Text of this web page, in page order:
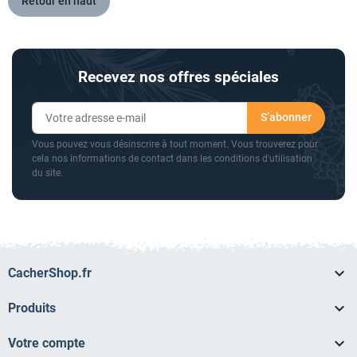
Recevez nos offres spéciales
Vous pouvez vous désinscrire à tout moment. Vous trouverez pour
cela nos informations de contact dans les conditions d'utilisation
du site.
CacherShop.fr 
Produits 
Votre compte 